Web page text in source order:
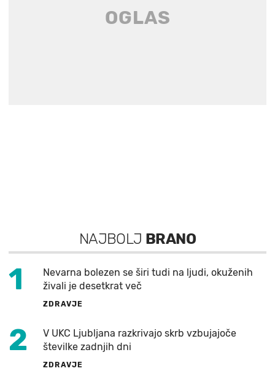
NAJBOLJ BRANO
1
Nevarna bolezen se širi tudi na ljudi, okuženih
živali je desetkrat več
ZDRAVJE
2
V UKC Ljubljana razkrivajo skrb vzbujajoče
številke zadnjih dni
ZDRAVJE